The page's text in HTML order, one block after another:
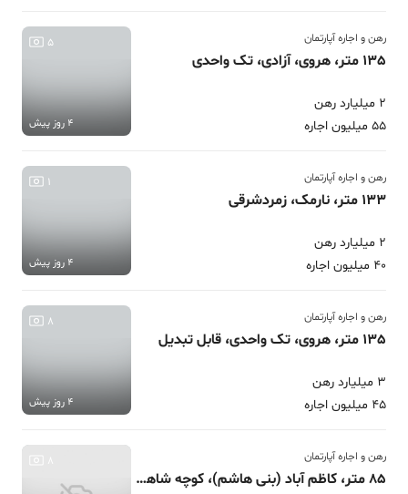
رهن و اجاره آپارتمان
135 متر، هروی، آزادی، تک واحدی
2 میلیارد رهن
55 میلیون اجاره
5
4 روز پیش
رهن و اجاره آپارتمان
133 متر، نارمک، زمردشرقی
2 میلیارد رهن
40 میلیون اجاره
1
4 روز پیش
رهن و اجاره آپارتمان
135 متر، هروی، تک واحدی، قابل تبدیل
3 میلیارد رهن
45 میلیون اجاره
8
4 روز پیش
رهن و اجاره آپارتمان
85 متر، کاظم آباد (بنی هاشم)، کوچه شاهباز
8